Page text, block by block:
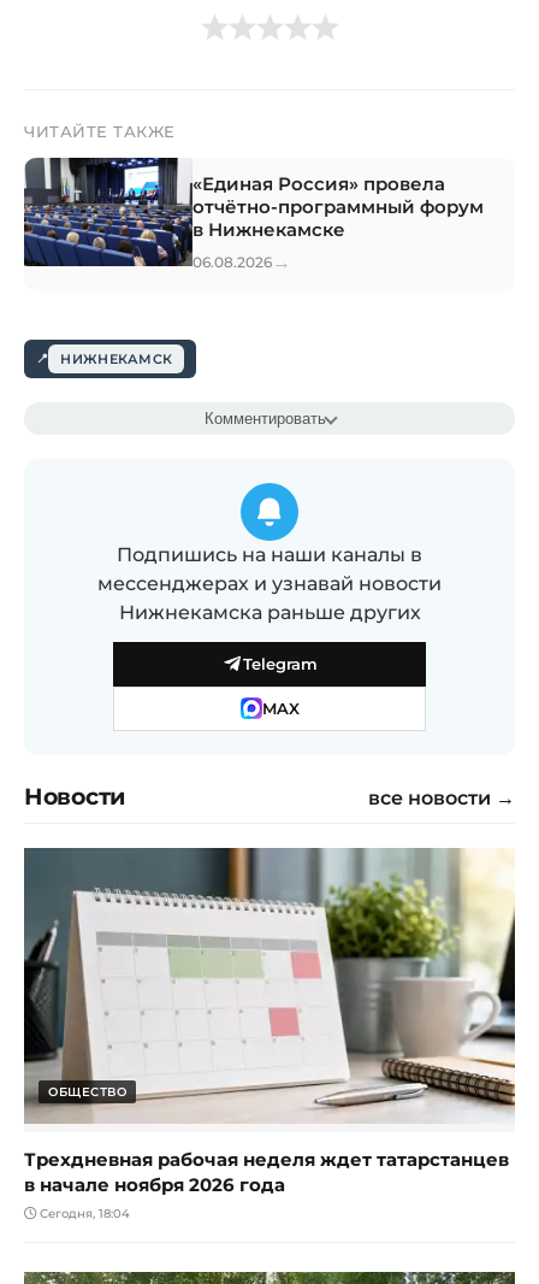
ЧИТАЙТЕ ТАКЖЕ
«Единая Россия» провела
отчётно-программный форум
в Нижнекамске
06.08.2026 →
НИЖНЕКАМСК
Комментировать
Подпишись на наши каналы в
мессенджерах и узнавай новости
Нижнекамска раньше других
Telegram
MAX
Новости все новости →
ОБЩЕСТВО
Трехдневная рабочая неделя ждет татарстанцев
в начале ноября 2026 года
Сегодня, 18:04